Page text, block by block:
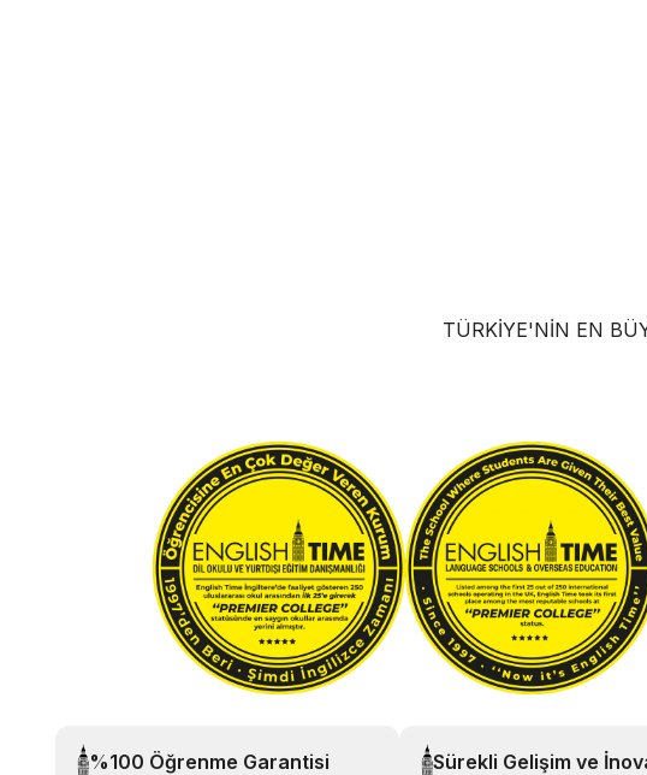
TÜRKIYE'NIN EN
%100 Öğrenme Garantisi Sürekli Gelişim ve